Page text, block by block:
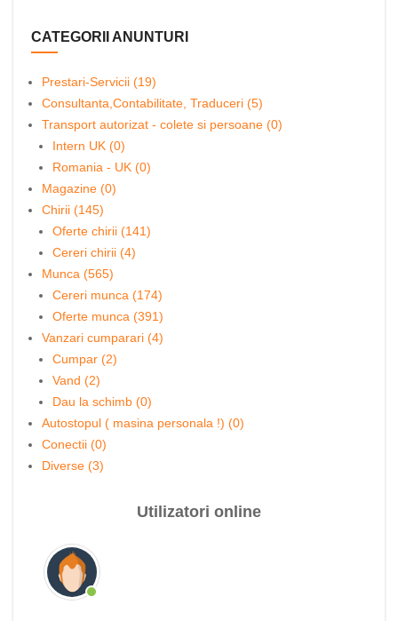
CATEGORII ANUNTURI
Prestari-Servicii (19)
Consultanta,Contabilitate, Traduceri (5)
Transport autorizat - colete si persoane (0)
Intern UK (0)
Romania - UK (0)
Magazine (0)
Chirii (145)
Oferte chirii (141)
Cereri chirii (4)
Munca (565)
Cereri munca (174)
Oferte munca (391)
Vanzari cumparari (4)
Cumpar (2)
Vand (2)
Dau la schimb (0)
Autostopul ( masina personala !) (0)
Conectii (0)
Diverse (3)
Utilizatori online